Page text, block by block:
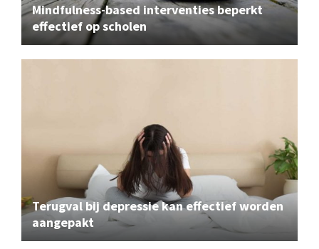
Mindfulness-based interventies beperkt
effectief op scholen
Terugval bij depressie kan effectief worden
aangepakt